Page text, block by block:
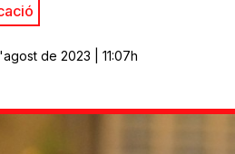
de 2023 | 11:07h